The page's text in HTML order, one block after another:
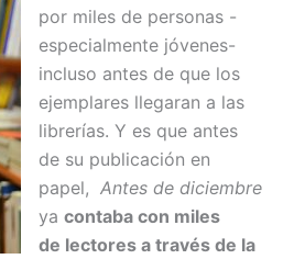
por miles de personas -
especialmente jóvenes-
incluso antes de que los
ejemplares llegaran a las
librerías. Y es que antes
de su publicación en
papel, Antes de diciembre
ya contaba con miles
de lectores a través de la